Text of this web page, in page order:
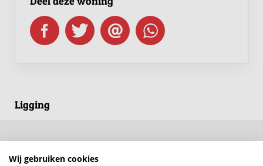
Ligging
Wij gebruiken cookies